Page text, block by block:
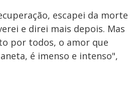
escapei da morte
e direi mais depois. Mas
por todos, o amor que
é imenso e intenso",